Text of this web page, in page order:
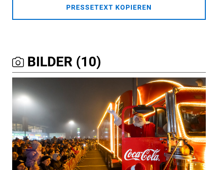
PRESSETEXT KOPIEREN
BILDER (10)